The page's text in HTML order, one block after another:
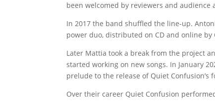
been welcomed by reviewers and audience
In 2017 the band shuffled the line-up.
power duo, distributed on CD and online by
Later Mattia took a break from the project
started working on new songs. In January
prelude to the release of Quiet
Over their career Quiet Confusion